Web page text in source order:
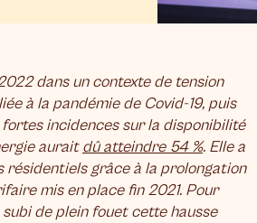
dans un contexte de tension
à la pandémie de Covid-19, puis
incidences sur la disponibilité
aurait dû atteindre 54 %. Elle a
résidentiels grâce à la prolongation
mis en place fin 2021. Pour
de plein fouet cette hausse